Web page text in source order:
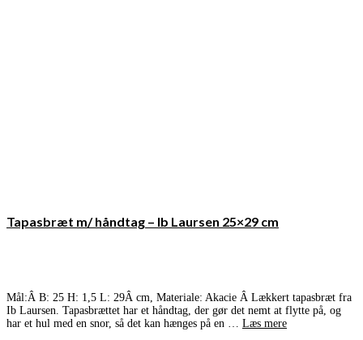
Tapasbræt m/ håndtag – Ib Laursen 25×29 cm
Mål:Â B: 25 H: 1,5 L: 29Â cm, Materiale: Akacie Â Lækkert tapasbræt fra
Ib Laursen. Tapasbrættet har et håndtag, der gør det nemt at flytte på, og
har et hul med en snor, så det kan hænges på en … Læs mere